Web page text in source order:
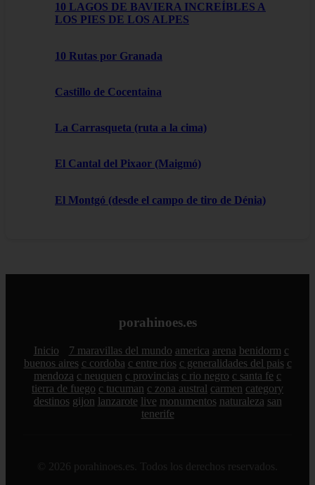
10 LAGOS DE BAVIERA INCREÍBLES A
LOS PIES DE LOS ALPES
10 Rutas por Granada
Castillo de Cocentaina
La Carrasqueta (ruta a la cima)
El Cantal del Pixaor (Maigmó)
El Montgó (desde el campo de tiro de Dénia)
porahinoes.es
Inicio 7 maravillas del mundo america arena benidorm c
buenos aires c cordoba c entre rios c generalidades del pais c
mendoza c neuquen c provincias c rio negro c santa fe c
tierra de fuego c tucuman c zona austral carmen category
destinos gijon lanzarote live monumentos naturaleza san
tenerife
© 2026 porahinoes.es. Todos los derechos reservados.